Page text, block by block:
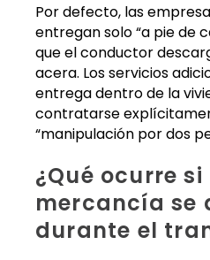
Por defecto, las
entregan solo “a pie de
que el conductor
acera. Los servicios
entrega dentro de la
contratarse
“manipulación por dos
¿Qué ocurre si
mercancía se
durante el